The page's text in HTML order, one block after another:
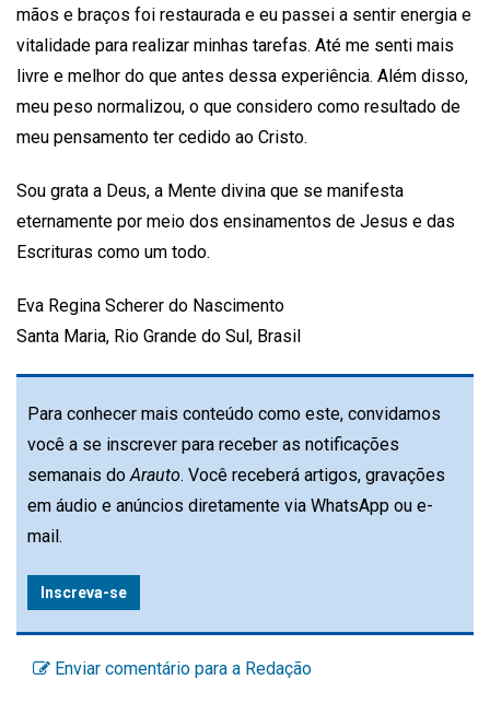
mãos e braços foi restaurada e eu passei a sentir energia e
vitalidade para realizar minhas tarefas. Até me senti mais
livre e melhor do que antes dessa experiência. Além disso,
meu peso normalizou, o que considero como resultado de
meu pensamento ter cedido ao Cristo.
Sou grata a Deus, a Mente divina que se manifesta
eternamente por meio dos ensinamentos de Jesus e das
Escrituras como um todo.
Eva Regina Scherer do Nascimento
Santa Maria, Rio Grande do Sul, Brasil
Para conhecer mais conteúdo como este, convidamos
você a se inscrever para receber as notificações
semanais doArauto. Você receberá artigos, gravações
em áudio e anúncios diretamente via WhatsApp ou e-
mail.
Inscreva-se
Enviar comentário para a Redação